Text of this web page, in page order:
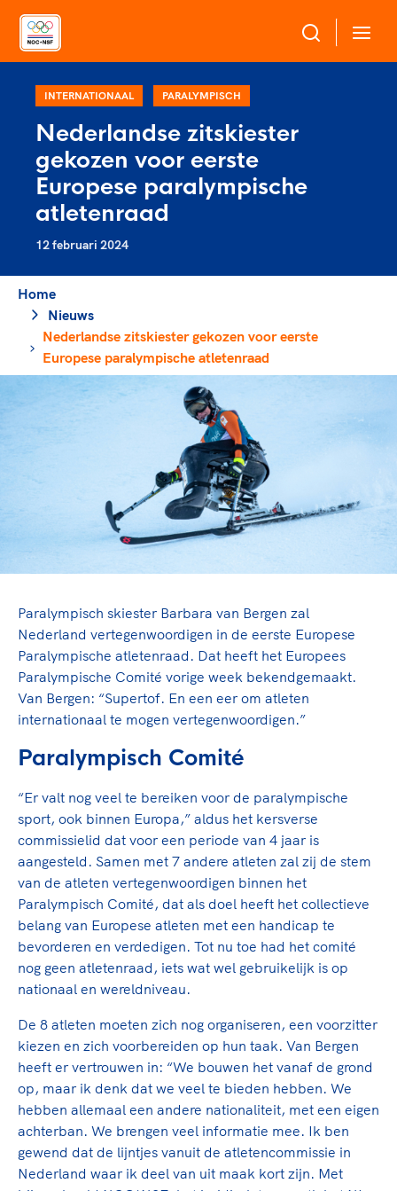
Over NOC*NSF
Sportagenda 2032
Leden
Algemene Vergadering
Merkbescherming NOC*NSF
Onze partners
Geven aan Sport
Sportonderzoek
Sportakkoord II
Game Changer
TeamNL kids
Olympische geschiedenis
Nieuwspagina
Columns
Sport gaat niet vanzelf
Sport verenigt. Op sportclubs, pleintjes, tijdens
een rondje fietsen, door samen te skaten of naar
de sportschool te gaan. Door samen te juichen
voor Sifan Hassan, Rico Verhoeven, Diede de
Groot en het Nederlands Elftal. Of met trots te
genieten van de karatewedstrijd van je dochter,
de halve marathon van je moeder of de
hockeywedstrijd van je buurjongen.
Lees verder
Sportdeelname
Bonden en professionals in de sport
Beleidsmedewerkers
Clubbestuurders
Coördinatoren en opleiders
Trainer-coaches
Officials
Veilige en integere sport
Diversiteit en inclusie
Gezonde sportomgeving
Duurzaamheid
Bekwaam sportkader
Vitale clubs en bestuurlijk kader
Clubacties
Handboek Wet- en Regelgeving
Opleidingen en trainingen
Ruimte voor sport
Clubondersteuning
Beroepskrachten
Samen voor een veilige
sportomgeving
Voor welk gedrag staat de club? Wat mag wel
langs de lijn, in de kleedkamer, kantine en online?
En wat mag vooral niet? Een gedragscode geeft
onderdeel van het clubbeleid rondom gewenst en
ongewenst gedrag.
Lees verder
Voor talentvolle sporters
Atletencommissie
Paralympische Talentdag
TeamNL Academie Kalender
Kennisaanbod TeamNL Experts
TeamNL Sport Science Centre
Olympische Spelen LA28
Europese Spelen Istanbul 2027
Topsportbeleid
Topsportfinanciering
Maatschappelijke waarde topsport
Top teamsportcompetities
De TeamNL Academie
De TeamNL Academie biedt een leer- en
ontwikkelprogramma voor de volgende functies
binnen TeamNL programma's: experts, coaches,
bestuurders, (technisch) directeuren, managers en
toekomstig kader.
Lees verder
Voor bonden
Pers
INTERNATIONAAL PARALYMPISCH
Nederlandse zitskiester
gekozen voor eerste
Europese paralympische
atletenraad
12 februari 2024
Home
Nieuws
Nederlandse zitskiester gekozen voor eerste
Europese paralympische atletenraad
Paralympisch skiester Barbara van Bergen zal
Nederland vertegenwoordigen in de eerste Europese
Paralympische atletenraad. Dat heeft het Europees
Paralympische Comité vorige week bekendgemaakt.
Van Bergen: “Supertof. En een eer om atleten
internationaal te mogen vertegenwoordigen.”
Paralympisch Comité
“Er valt nog veel te bereiken voor de paralympische
sport, ook binnen Europa,” aldus het kersverse
commissielid dat voor een periode van 4 jaar is
aangesteld. Samen met 7 andere atleten zal zij de stem
van de atleten vertegenwoordigen binnen het
Paralympisch Comité, dat als doel heeft het collectieve
belang van Europese atleten met een handicap te
bevorderen en verdedigen. Tot nu toe had het comité
nog geen atletenraad, iets wat wel gebruikelijk is op
nationaal en wereldniveau.
De 8 atleten moeten zich nog organiseren, een voorzitter
kiezen en zich voorbereiden op hun taak. Van Bergen
heeft er vertrouwen in: “We bouwen het vanaf de grond
op, maar ik denk dat we veel te bieden hebben. We
hebben allemaal een andere nationaliteit, met een eigen
achterban. We brengen veel informatie mee. Ik ben
gewend dat de lijntjes vanuit de atletencommissie in
Nederland waar ik deel van uit maak kort zijn. Met